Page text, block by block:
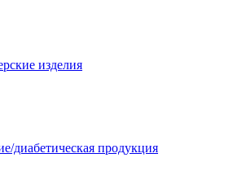
изделия
диабетическая продукция